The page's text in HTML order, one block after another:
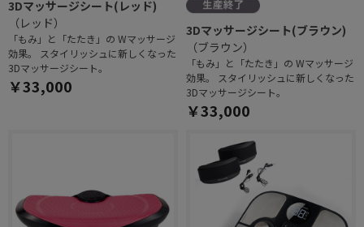
3Dマッサージシート(レッド)
（レッド）
「もみ」と「たたき」の Wマッサージ
効果。 スタイリッシュに新しくなった
3Dマッサージシート。
￥33,000
3Dマッサージシート(ブラウン)
（ブラウン）
「もみ」と「たたき」の Wマッサージ
効果。 スタイリッシュに新しくなった
3Dマッサージシート。
￥33,000